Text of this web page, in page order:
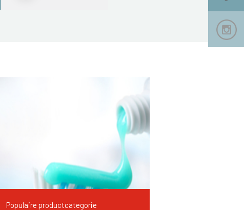
Populaire productcategorie